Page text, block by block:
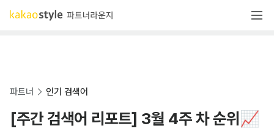
파트너 인기 검색어
[주간 검색어 리포트] 3월 4주 차 순위📈